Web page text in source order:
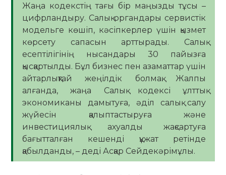
Жаңа кодекстің тағы бір маңызды тұсы –
цифрландыру. Салық органдары сервистік
модельге көшіп, кәсіпкерлер үшін қызмет
көрсету сапасын арттырады. Салық
есептілігінің нысандары 30 пайызға
қысқартылды. Бұл бизнес пен азаматтар үшін
айтарлықтай жеңілдік болмақ. Жалпы
алғанда, жаңа Салық кодексі ұлттық
экономиканы дамытуға, әділ салық салу
жүйесін қалыптастыруға және
инвестициялық ахуалды жақсартуға
бағытталған кешенді құжат ретінде
қабылданды, – деді Асқар Сейдекәрімұлы.